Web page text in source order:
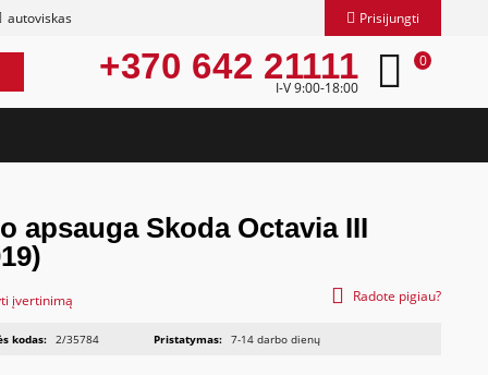
autoviskas Prisijungti
+370 642 21111
I-V 9:00-18:00
0
apsauga Skoda Octavia III
įvertinimą Radote pigiau?
kodas: 2/35784 Pristatymas: 7-14 darbo dienų